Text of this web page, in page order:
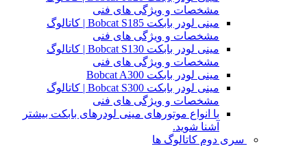
مشخصات و ویژگی های فنی
مینی لودر بابکت Bobcat S185 | کاتالوگ
مشخصات و ویژگی های فنی
مینی لودر بابکت Bobcat S130 | کاتالوگ
مشخصات و ویژگی های فنی
مینی لودر بابکت Bobcat A300
مینی لودر بابکت Bobcat S300 | کاتالوگ
مشخصات و ویژگی های فنی
با انواع موتورهای مینی لودرهای بابکت بیشتر
آشنا شوید.
سری دوم کاتالوگ ها